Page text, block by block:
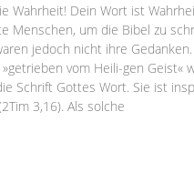
Wahrheit! Dein Wort ist
Menschen, um die Bibel zu
jedoch nicht ihre
vom Heili-gen Geist«
Schrift Gottes Wort. Sie ist
3,16). Als solche